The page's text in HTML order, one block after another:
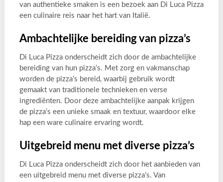
van authentieke smaken is een bezoek aan Di Luca Pizza
een culinaire reis naar het hart van Italië.
Ambachtelijke bereiding van pizza’s
Di Luca Pizza onderscheidt zich door de ambachtelijke
bereiding van hun pizza’s. Met zorg en vakmanschap
worden de pizza’s bereid, waarbij gebruik wordt
gemaakt van traditionele technieken en verse
ingrediënten. Door deze ambachtelijke aanpak krijgen
de pizza’s een unieke smaak en textuur, waardoor elke
hap een ware culinaire ervaring wordt.
Uitgebreid menu met diverse pizza’s
Di Luca Pizza onderscheidt zich door het aanbieden van
een uitgebreid menu met diverse pizza’s. Van